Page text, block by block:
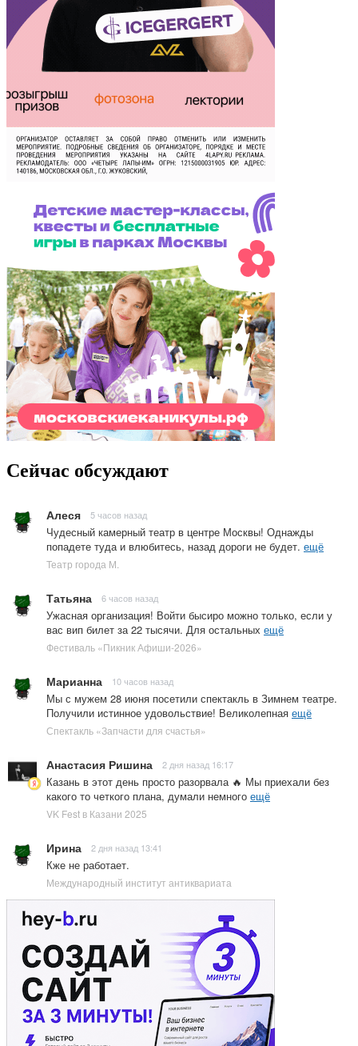
Сейчас обсуждают
Алеся 5 часов назад
Чудесный камерный театр в центре Москвы! Однажды
попадете туда и влюбитесь, назад дороги не будет. ещё
Театр города М.
Татьяна 6 часов назад
Ужасная организация! Войти бысиро можно только, если у
вас вип билет за 22 тысячи. Для остальных ещё
Фестиваль «Пикник Афиши-2026»
Марианна 10 часов назад
Мы с мужем 28 июня посетили спектакль в Зимнем театре.
Получили истинное удовольствие! Великолепная ещё
Спектакль «Запчасти для счастья»
Анастасия Ришина 2 дня назад 16:17
Казань в этот день просто разорвала 🔥 Мы приехали без
какого то четкого плана, думали немного ещё
VK Fest в Казани 2025
Ирина 2 дня назад 13:41
Кже не работает.
Международный институт антиквариата